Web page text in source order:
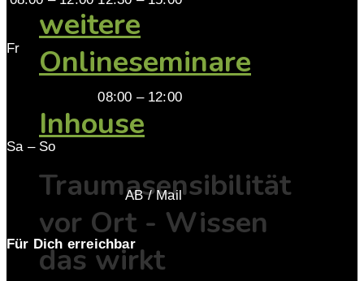
weitere
Onlineseminare
Inhouse
Traumasensibilität
vor Ort - Wissen
das wirkt
Fr
08:00 – 12:00
Sa – So
AB / Mail
Für Dich erreichbar